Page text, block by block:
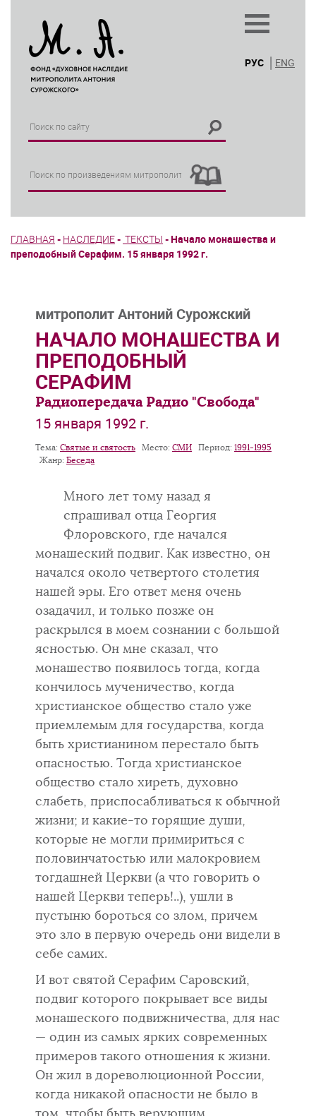
РУС ENG
ГЛАВНАЯ - НАСЛЕДИЕ- ТЕКСТЫ -Начало монашества и
преподобный Серафим. 15 января 1992 г.
митрополит Антоний Сурожский
НАЧАЛО МОНАШЕСТВА И
ПРЕПОДОБНЫЙ
СЕРАФИМ
Радиопередача Радио "Свобода"
15 января 1992 г.
Тема: Святые и святость Место: СМИ Период: 1991-1995
Жанр: Беседа
Много лет тому назад я
спрашивал отца Георгия
Флоровского, где начался
монашеский подвиг. Как известно, он
начался около четвертого столетия
нашей эры. Его ответ меня очень
озадачил, и только позже он
раскрылся в моем сознании с большой
ясностью. Он мне сказал, что
монашество появилось тогда, когда
кончилось мученичество, когда
христианское общество стало уже
приемлемым для государства, когда
быть христианином перестало быть
опасностью. Тогда христианское
общество стало хиреть, духовно
слабеть, приспосабливаться к обычной
жизни; и какие-то горящие души,
которые не могли примириться с
половинчатостью или малокровием
тогдашней Церкви (а что говорить о
нашей Церкви теперь!..), ушли в
пустыню бороться со злом, причем
это зло в первую очередь они видели в
себе самих.
И вот святой Серафим Саровский,
подвиг которого покрывает все виды
монашеского подвижничества, для нас
— один из самых ярких современных
примеров такого отношения к жизни.
Он жил в дореволюционной России,
когда никакой опасности не было в